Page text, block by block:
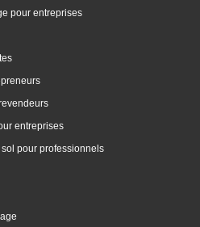
pour entreprises
entreprises
pour professionnels